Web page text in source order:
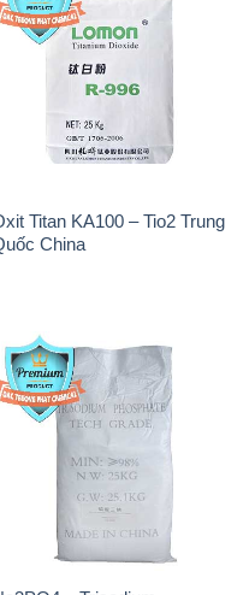
Oxit Titan KA100 – Tio2 Trung
Phosphate 96% Tech Grade
Trung Quốc China